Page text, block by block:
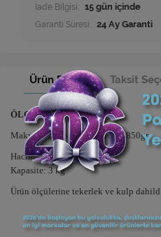
İade Bilgisi:
Garanti Süresi: 24 Ay Garanti
Ürün Bilgisi Taksit
ÖLÇÜ ve AĞIRLIK
Makyaj Çantası:25x30x17cm 850gr
Hacim: 13 lt
Kapasite: 3 kg
Ürün ölçülerine tekerlek ve kulp